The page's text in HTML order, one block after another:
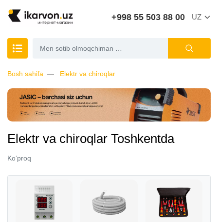
+998 55 503 88 00 UZ
Bosh sahifa Elektr va chiroqlar
Elektr va chiroqlar Toshkentda
Ko‘proq